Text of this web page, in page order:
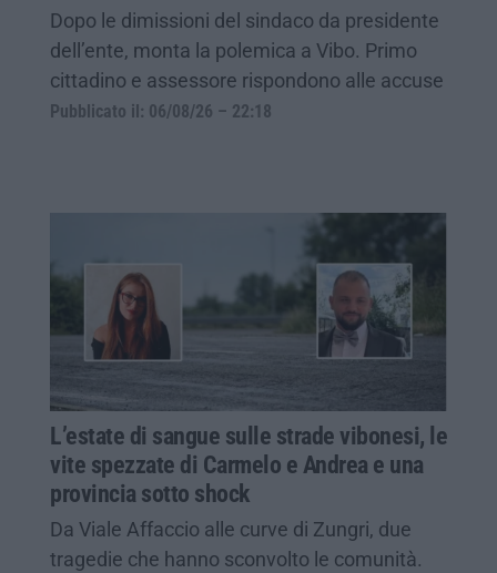
Dopo le dimissioni del sindaco da presidente
dell’ente, monta la polemica a Vibo. Primo
cittadino e assessore rispondono alle accuse
Pubblicato il: 06/08/26 – 22:18
L’estate di sangue sulle strade vibonesi, le
vite spezzate di Carmelo e Andrea e una
provincia sotto shock
Da Viale Affaccio alle curve di Zungri, due
tragedie che hanno sconvolto le comunità.